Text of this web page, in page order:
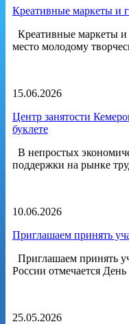
Креативные маркеты и
Креативные маркеты и
место молодому
15.06.2026
Центр занятости
буклете
В непростых
поддержки на рынке
10.06.2026
Приглашаем принять
Приглашаем принять
России отмечается
25.05.2026